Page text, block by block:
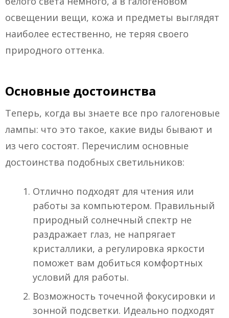
освещении вещи, кожа и предметы выглядят
наиболее естественно, не теряя своего
природного оттенка.
Основные достоинства
Теперь, когда вы знаете все про галогеновые
лампы: что это такое, какие виды бывают и
из чего состоят. Перечислим основные
достоинства подобных светильников:
Отлично подходят для чтения или
работы за компьютером. Правильный
природный солнечный спектр не
раздражает глаз, не напрягает
кристаллики, а регулировка яркости
поможет вам добиться комфортных
условий для работы.
Возможность точечной фокусировки и
зонной подсветки. Идеально подходят